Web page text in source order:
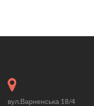
вул.Варненська 18/4